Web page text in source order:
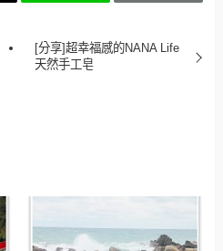
[分享]超幸福感的NANA Life
天然手工皂